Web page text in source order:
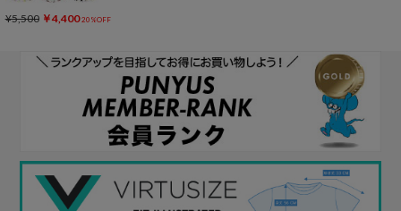
¥5,500 ￥4,400 20%OFF